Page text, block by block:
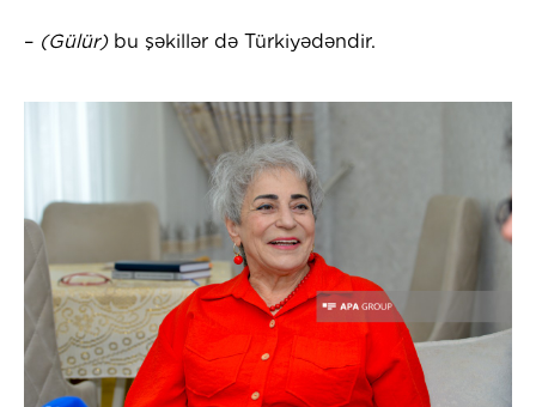
– (Gülür)bu şəkillər də Türkiyədəndir.